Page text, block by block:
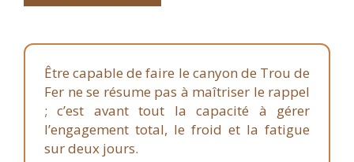
Être capable de faire le canyon de Trou de
Fer ne se résume pas à maîtriser le rappel
; c’est avant tout la capacité à gérer
l’engagement total, le froid et la fatigue
sur deux jours.